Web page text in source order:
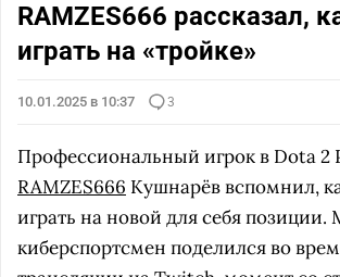
RAMZES666 рассказал,
играть на «тройке»
10.01.2025 в 10:37 3
Профессиональный игрок в Dota 2
RAMZES666 Кушнарёв вспомнил,
играть на новой для себя
киберспортсмен поделился во